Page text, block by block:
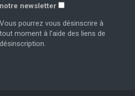
notre newsletter
Vous pourrez vous désinscrire à
tout moment à l'aide des liens de
désinscription.